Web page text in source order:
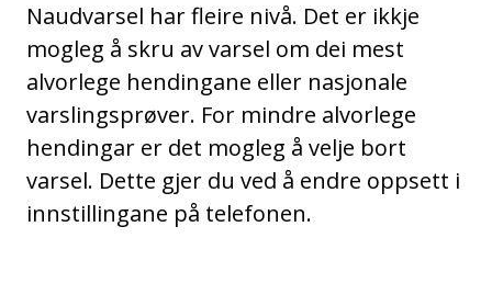
Naudvarsel har fleire nivå. Det er ikkje
mogleg å skru av varsel om dei mest
alvorlege hendingane eller nasjonale
varslingsprøver. For mindre alvorlege
hendingar er det mogleg å velje bort
varsel. Dette gjer du ved å endre oppsett i
innstillingane på telefonen.